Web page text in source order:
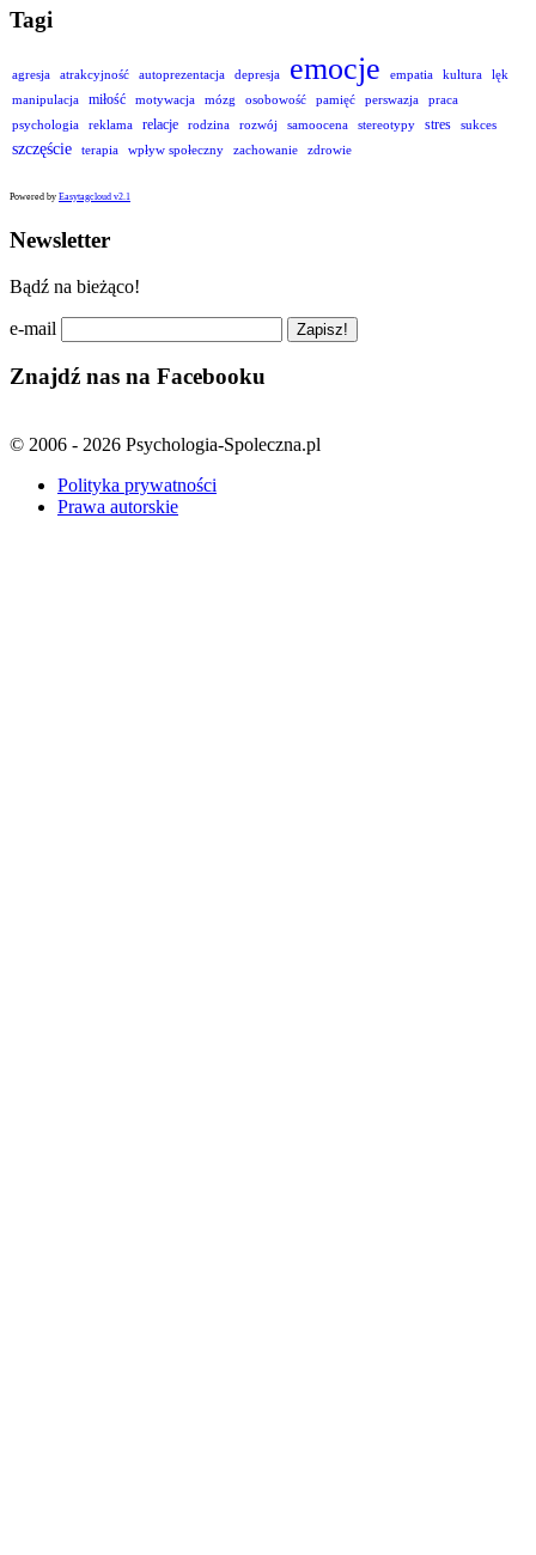
Tagi
agresja atrakcyjność autoprezentacja depresja emocje empatia kultura
lęk
manipulacja
miłość motywacja mózg osobowość pamięć perswazja
praca
psychologia
reklama relacje rodzina rozwój samoocena stereotypy stres sukces
szczęście terapia wpływ społeczny zachowanie zdrowie
Powered by Easytagcloud v2.1
Newsletter
Bądź na bieżąco!
e-mail
Znajdź nas na Facebooku
© 2006 - 2026 Psychologia-Spoleczna.pl
Polityka prywatności
Prawa autorskie